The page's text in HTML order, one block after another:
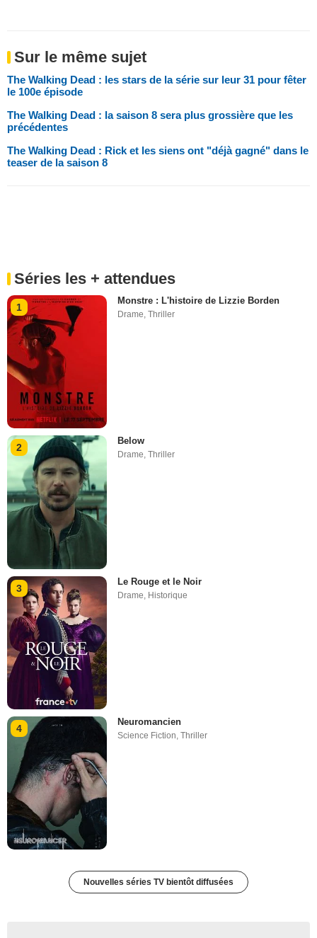
Sur le même sujet
The Walking Dead : les stars de la série sur leur 31 pour fêter
le 100e épisode
The Walking Dead : la saison 8 sera plus grossière que les
précédentes
The Walking Dead : Rick et les siens ont "déjà gagné" dans le
teaser de la saison 8
Séries les + attendues
1
Monstre : L'histoire de Lizzie Borden
Drame,Thriller
2
Below
Drame,Thriller
3
Le Rouge et le Noir
Drame Historique
4
Neuromancien
Science Fiction,Thriller
Nouvelles séries TV bientôt diffusées